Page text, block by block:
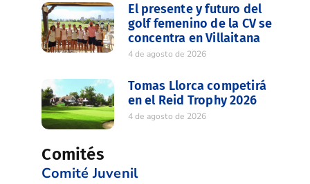
El presente y futuro del
golf femenino de la CV se
concentra en Villaitana
4 de agosto de 2026
Tomas Llorca competirá
en el Reid Trophy 2026
4 de agosto de 2026
Comités
Comité Juvenil